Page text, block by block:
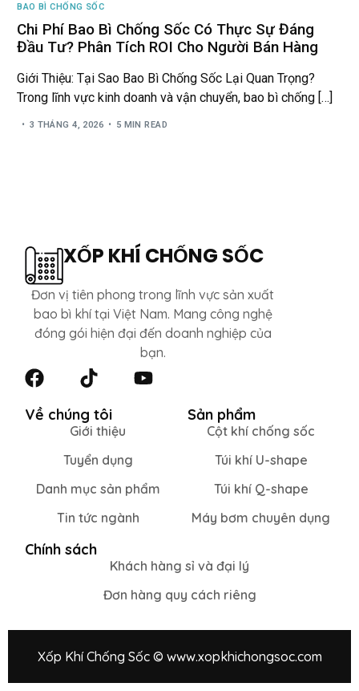
BAO BÌ CHỐNG SỐC
Chi Phí Bao Bì Chống Sốc Có Thực Sự Đáng
Đầu Tư? Phân Tích ROI Cho Người Bán Hàng
Giới Thiệu: Tại Sao Bao Bì Chống Sốc Lại Quan Trọng?
Trong lĩnh vực kinh doanh và vận chuyển, bao bì chống […]
3 THÁNG 4, 2026 5 MIN READ
XỐP KHÍ CHỐNG SỐC
Đơn vị tiên phong trong lĩnh vực sản xuất
bao bì khí tại Việt Nam. Mang công nghệ
đóng gói hiện đại đến doanh nghiệp của
bạn.
Về chúng tôi
Giới thiệu
Tuyển dụng
Danh mục sản phẩm
Tin tức ngành
Sản phẩm
Cột khí chống sốc
Túi khí U-shape
Túi khí Q-shape
Máy bơm chuyên dụng
Chính sách
Khách hàng sỉ và đại lý
Đơn hàng quy cách riêng
Xốp Khí Chống Sốc © www.xopkhichongsoc.com